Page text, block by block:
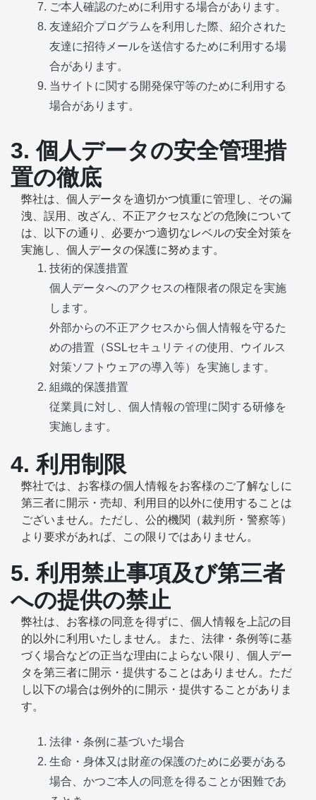
ご本人確認のために利用する場合があります。
友達紹介プログラムを利用した際、紹介された
友達に招待メールを送信するために利用する場
合があります。
当サイトに関する開発保守等のために利用する
場合があります。
3. 個人データの安全管理措
置の徹底
弊社は、個人データを適切かつ慎重に管理し、その漏
洩、誤用、改ざん、不正アクセスなどの危険について
は、以下の通り、必要かつ適切なレベルの安全対策を
実施し、個人データの保護に努めます。
技術的保護措置
個人データへのアクセスの権限者の限定を実施
します。
外部からの不正アクセスから個人情報を守るた
めの措置（SSLセキュリティの使用、ウイルス
対策ソフトウェアの導入等）を実施します。
組織的保護措置
従業員に対し、個人情報の管理に関する研修を
実施します。
4. 利用制限
弊社では、お客様の個人情報をお客様のご了解なしに
第三者に開示・売却、利用目的以外に使用することは
ございません。ただし、公的機関（裁判所・警察等）
より要求があれば、この限りではありません。
5. 利用禁止事項及び第三者
への提供の禁止
弊社は、お客様の同意を得ずに、個人情報を上記の目
的以外に利用いたしません。また、法律・条例等に基
づく場合などの正当な理由によらない限り、個人デー
タを第三者に開示・提供することはありません。ただ
し以下の場合は例外的に開示・提供することがありま
す。
法律・条例に基づいた場合
生命・身体又は財産の保護のために必要がある
場合、かつご本人の同意を得ることが困難であ